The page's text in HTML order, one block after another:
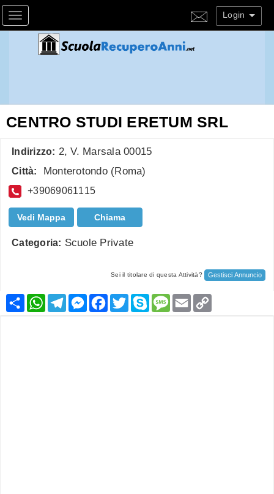
Toggle navigation Login
CENTRO STUDI ERETUM SRL
Indirizzo: 2, V. Marsala 00015
Città: Monterotondo (Roma)
+39069061115
Vedi Mappa Chiama
Categoria: Scuole Private
Sei il titolare di questa Attività? Gestisci Annuncio
CondividiWhatsApp
TelegramMessenger
Facebook
TwitterSkypeMessage
Email